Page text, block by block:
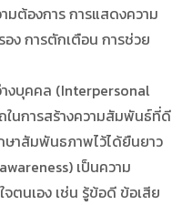
มต้องการ การแสดงความ
ง การตักเตือน การช่วย
งบุคคล (Interpersonal
ในการสร้างความสัมพันธ์ที่ดี
ษาสัมพันธภาพไว้ได้ยืนยาว
เป็นความ
จตนเอง เช่น รู้ข้อดี ข้อเสีย